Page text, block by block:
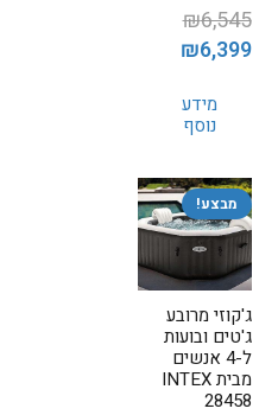
₪6,545
המחיר
היה:
₪6,545.
₪6,399
מידע
נוסף
מבצע!
ג'קוזי מרובע
ג'טים ובועות
ל-4 אנשים
מבית INTEX
28458